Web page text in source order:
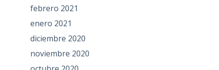
febrero 2021
enero 2021
diciembre 2020
noviembre 2020